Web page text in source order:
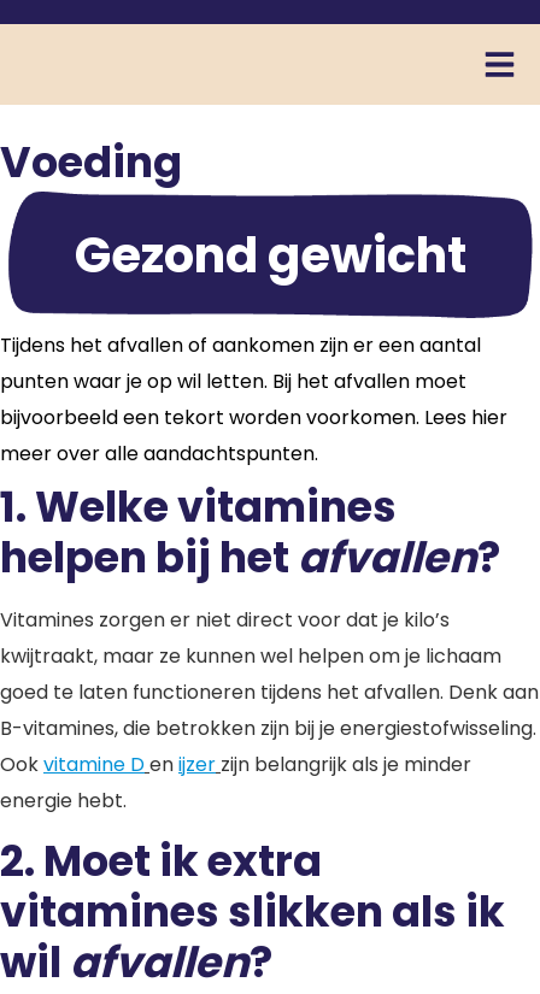
Voeding
Gezond gewicht
Tijdens het afvallen of aankomen zijn er een aantal
punten waar je op wil letten. Bij het afvallen moet
bijvoorbeeld een tekort worden voorkomen. Lees hier
meer over alle aandachtspunten.
1. Welke vitamines
helpen bij het afvallen?
Vitamines zorgen er niet direct voor dat je kilo’s
kwijtraakt, maar ze kunnen wel helpen om je lichaam
goed te laten functioneren tijdens het afvallen. Denk aan
B-vitamines, die betrokken zijn bij je energiestofwisseling.
Ookvitamine Denijzer zijn belangrijk als je minder
energie hebt.
2. Moet ik extra
vitamines slikken als ik
wil afvallen?